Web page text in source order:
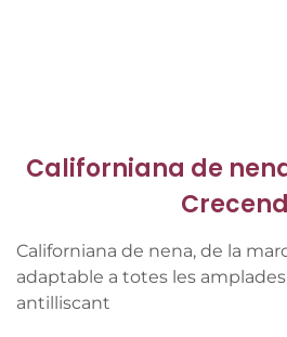
Californiana de
Californiana de nena, de la
adaptable a totes les
antilliscant